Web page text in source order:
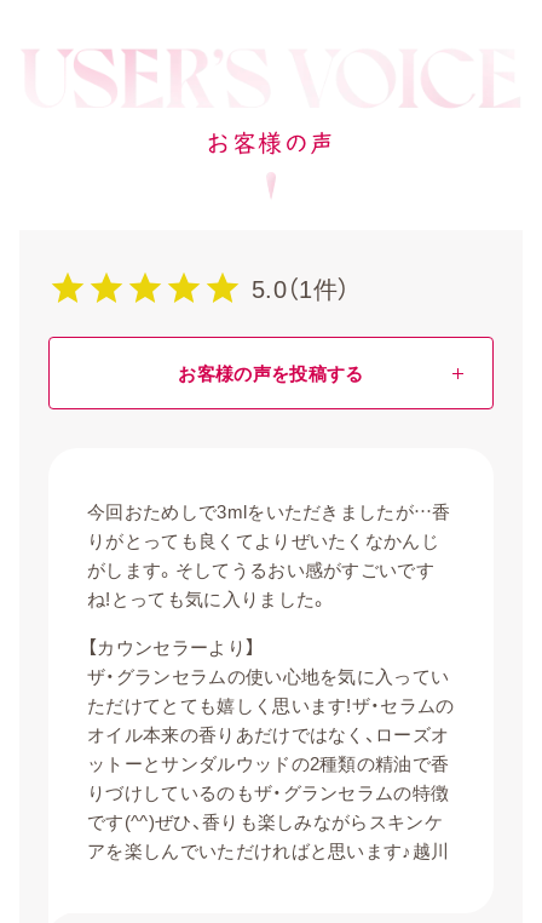
お客様の声
5.0（1件）
お客様の声を投稿する
今回おためしで3mlをいただきましたが…香
りがとっても良くてよりぜいたくなかんじ
がします。そしてうるおい感がすごいです
ね!とっても気に入りました。
【カウンセラーより】
ザ・グランセラムの使い心地を気に入ってい
ただけてとても嬉しく思います!ザ・セラムの
オイル本来の香りあだけではなく、ローズオ
ットーとサンダルウッドの2種類の精油で香
りづけしているのもザ・グランセラムの特徴
です(^^)ぜひ、香りも楽しみながらスキンケ
アを楽しんでいただければと思います♪越川